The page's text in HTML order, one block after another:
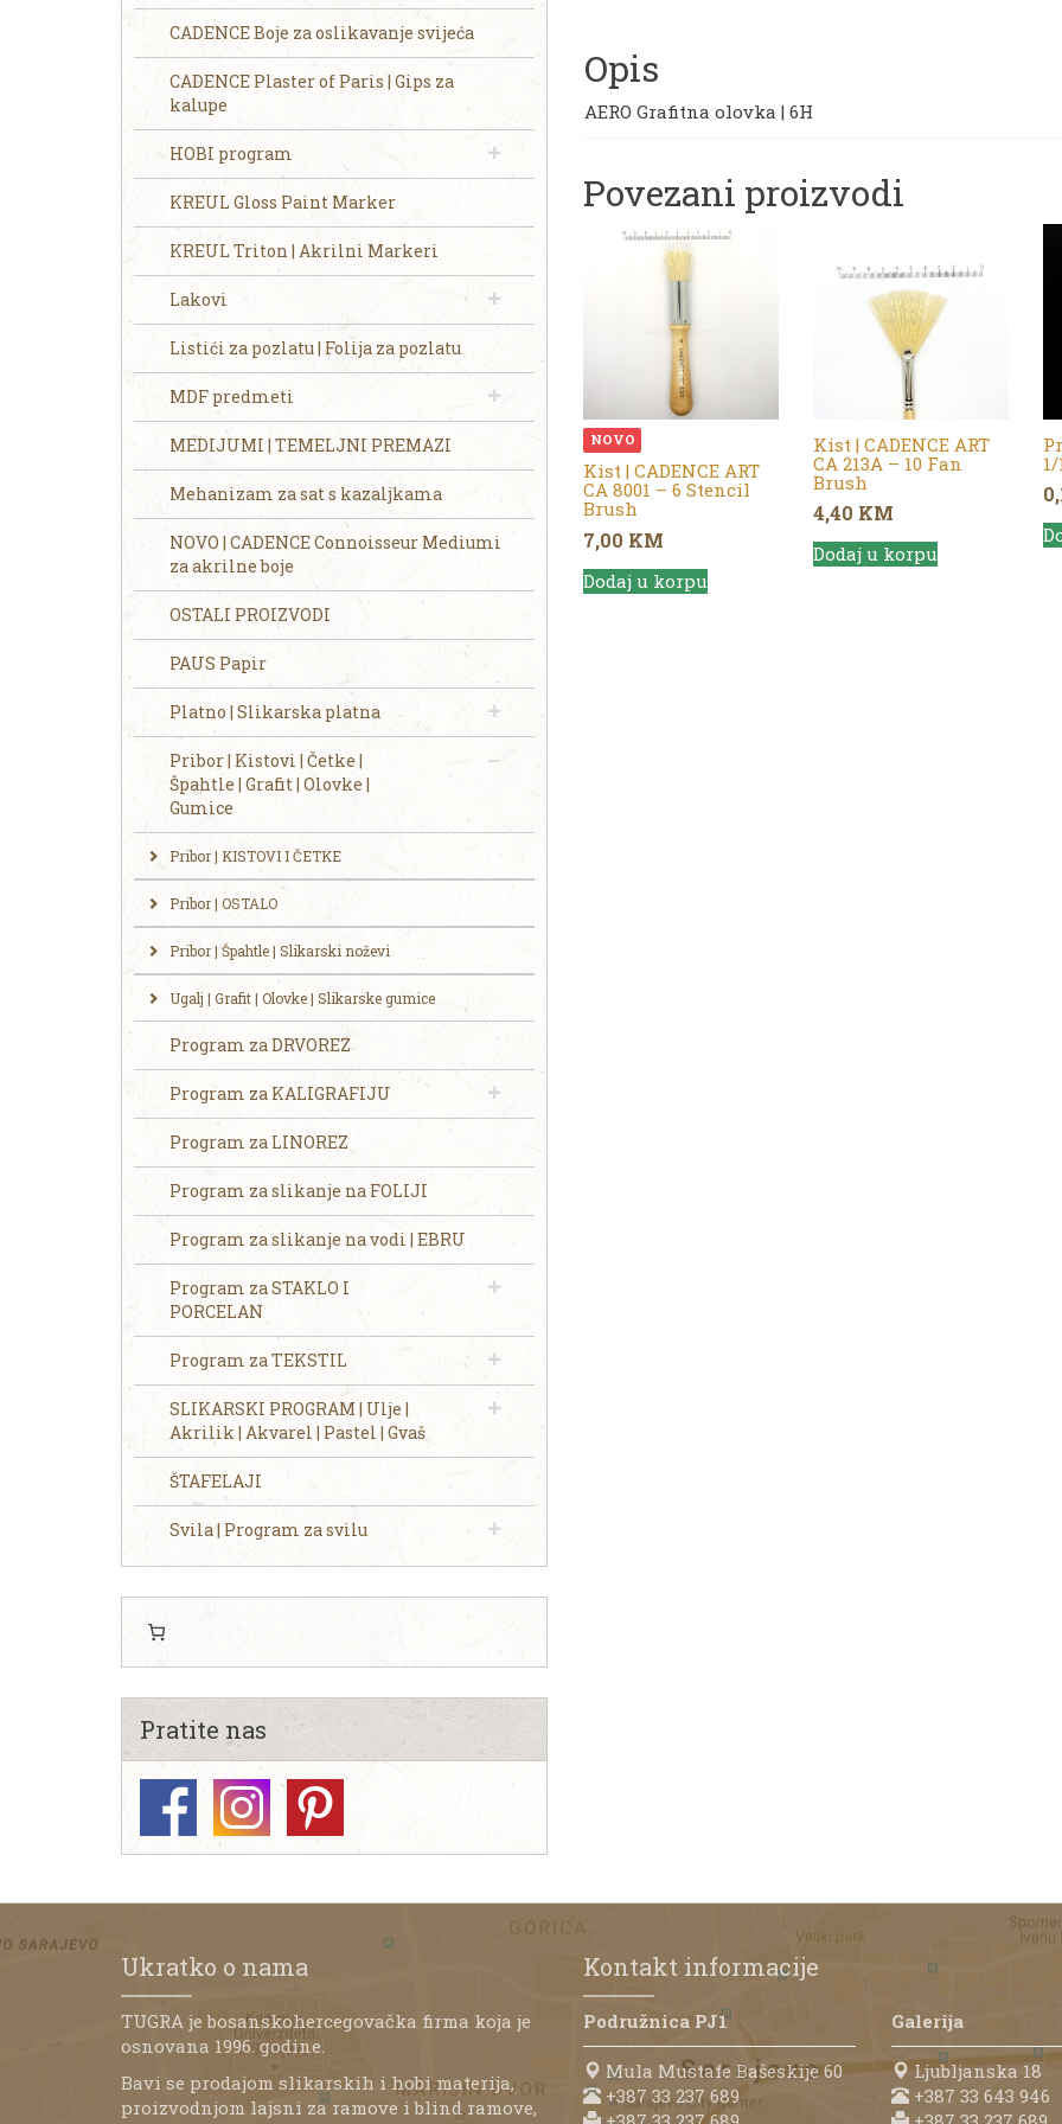
Opis
AERO Grafitna olovka | 6H
Povezani proizvodi
NOVO
Kist | CADENCE ART
CA 8001 – 6 Stencil
Brush
7,00 KM
Dodaj u korpu
Kist | CADENCE ART
CA 213A – 10 Fan
Brush
4,40 KM
Dodaj u korpu
1/
CADENCE Boje za oslikavanje svijeća
CADENCE Plaster of Paris | Gips za
kalupe
HOBI program
KREUL Gloss Paint Marker
KREUL Triton | Akrilni Markeri
Lakovi
Listići za pozlatu | Folija za pozlatu
MDF predmeti
MEDIJUMI | TEMELJNI PREMAZI
Mehanizam za sat s kazaljkama
NOVO | CADENCE Connoisseur Mediumi
za akrilne boje
OSTALI PROIZVODI
PAUS Papir
Platno | Slikarska platna
Pribor | Kistovi | Četke |
Špahtle | Grafit | Olovke |
Gumice
Pribor | KISTOVI I ČETKE
Pribor | OSTALO
Pribor | Špahtle | Slikarski noževi
Ugalj | Grafit | Olovke | Slikarske gumice
Program za DRVOREZ
Program za KALIGRAFIJU
Program za LINOREZ
Program za slikanje na FOLIJI
Program za slikanje na vodi | EBRU
Program za STAKLO I
PORCELAN
Program za TEKSTIL
SLIKARSKI PROGRAM | Ulje |
Akrilik | Akvarel | Pastel | Gvaš
ŠTAFELAJI
Svila | Program za svilu
Pratite nas
Ukratko o nama
TUGRA je bosanskohercegovačka firma koja je
osnovana 1996. godine.
Bavi se prodajom slikarskih i hobi materija,
proizvodnjom lajsni za ramove i blind ramove,
Kontakt informacije
Podružnica PJ1
Mula Mustafe Bašeskije 60
+387 33 237 689
Galerija
Ljubljanska 18
+387 33 643 946